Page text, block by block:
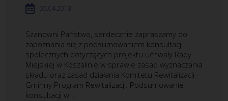
05.04.2018
Szanowni Państwo, serdecznie zapraszamy do
zapoznania się z podsumowaniem konsultacji
społecznych dotyczących projektu uchwały Rady
Miejskiej w Koszalinie w sprawie zasad wyznaczania
składu oraz zasad działania Komitetu Rewitalizacji -
Gminny Program Rewitalizacji. Podsumowanie
konsultacji w...